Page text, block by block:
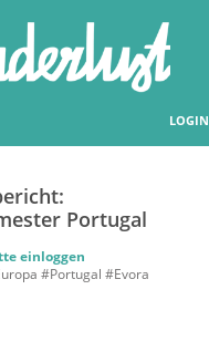
LOGIN
Erfahrungsberichte
Portugal
einloggen
#Portugal #Evora